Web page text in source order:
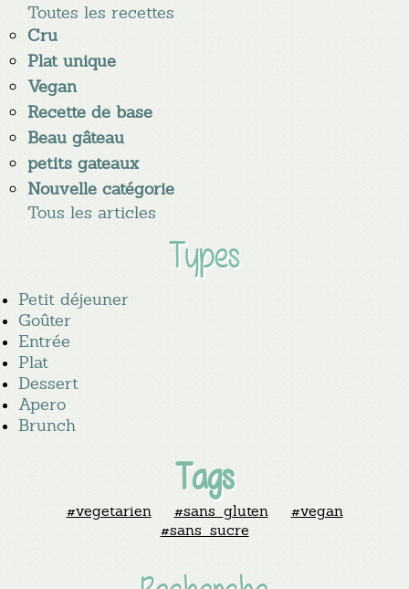
Toutes les recettes
Cru
Plat unique
Vegan
Recette de base
Beau gâteau
petits gateaux
Nouvelle catégorie
Tous les articles
Types
Petit déjeuner
Goûter
Entrée
Plat
Dessert
Apero
Brunch
Tags
#vegetarien #sans_gluten
#vegan
#sans_sucre